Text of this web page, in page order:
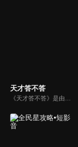
天才答不答
《天才答不答》是由吳宗憲和吳怡霈共同主持的益智節目。節目設立高額的獎金來考驗藝人們真實的人性，同時將題目立體化，讓你身歷其境去冒險答題。更有哪些出乎意料的處罰，讓藝人羞愧的不想再答錯！一個最接近「人性」與「真實」的益智節目，現在就讓吳宗憲帶你輕鬆玩轉知識。